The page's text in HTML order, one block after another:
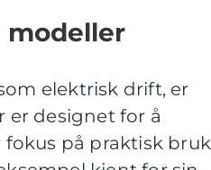
modeller
elektrisk drift, er
er designet for å
på praktisk bruk